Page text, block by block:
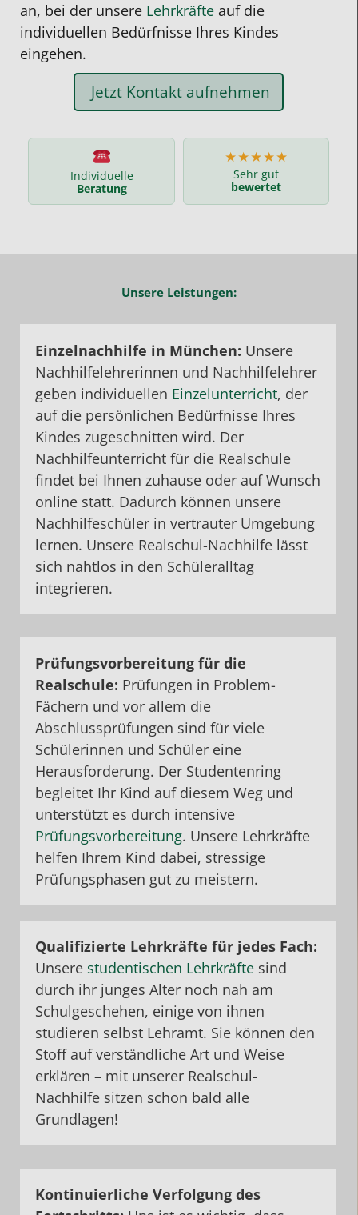
an, bei der unsere Lehrkräfte auf die
individuellen Bedürfnisse Ihres Kindes
eingehen.
Jetzt Kontakt aufnehmen
Individuelle
Beratung
★★★★★
Sehr gut
bewertet
Unsere Leistungen:
Einzelnachhilfe in München: Unsere
Nachhilfelehrerinnen und Nachhilfelehrer
geben individuellen Einzelunterricht, der
auf die persönlichen Bedürfnisse Ihres
Kindes zugeschnitten wird. Der
Nachhilfeunterricht für die Realschule
findet bei Ihnen zuhause oder auf Wunsch
online statt. Dadurch können unsere
Nachhilfeschüler in vertrauter Umgebung
lernen. Unsere Realschul-Nachhilfe lässt
sich nahtlos in den Schüleralltag
integrieren.
Prüfungsvorbereitung für die
Realschule: Prüfungen in Problem-
Fächern und vor allem die
Abschlussprüfungen sind für viele
Schülerinnen und Schüler eine
Herausforderung. Der Studentenring
begleitet Ihr Kind auf diesem Weg und
unterstützt es durch intensive
Prüfungsvorbereitung. Unsere Lehrkräfte
helfen Ihrem Kind dabei, stressige
Prüfungsphasen gut zu meistern.
Qualifizierte Lehrkräfte für jedes Fach:
Unsere studentischen Lehrkräfte sind
durch ihr junges Alter noch nah am
Schulgeschehen, einige von ihnen
studieren selbst Lehramt. Sie können den
Stoff auf verständliche Art und Weise
erklären – mit unserer Realschul-
Nachhilfe sitzen schon bald alle
Grundlagen!
Kontinuierliche Verfolgung des